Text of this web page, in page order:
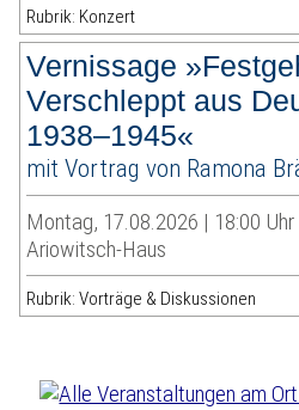
Rubrik: Konzert
Vernissage
Verschleppt aus
1938–1945«
mit Vortrag von Ramona
Montag, 17.08.2026 | 18:00 Uhr
Ariowitsch-Haus
Rubrik: Vorträge & Diskussionen